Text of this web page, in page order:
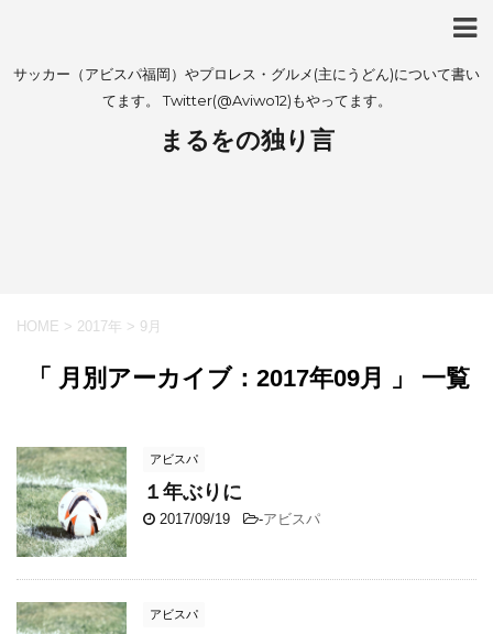
サッカー（アビスパ福岡）やプロレス・グルメ(主にうどん)について書い
てます。 Twitter(@Aviwo12)もやってます。
まるをの独り言
HOME > 2017年 > 9月
「 月別アーカイブ：2017年09月 」 一覧
アビスパ
１年ぶりに
2017/09/19 -アビスパ
アビスパ